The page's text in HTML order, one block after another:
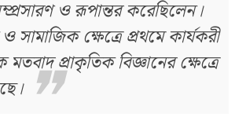
ও রূপান্তর করেছিলেন।
সামাজিক ক্ষেত্রে প্রথমে কার্যকরী
মতবাদ প্রাকৃতিক বিজ্ঞানের ক্ষেত্রে